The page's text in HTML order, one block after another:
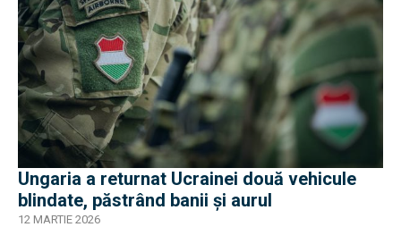
Ungaria a returnat Ucrainei două vehicule
blindate, păstrând banii și aurul
12 MARTIE 2026